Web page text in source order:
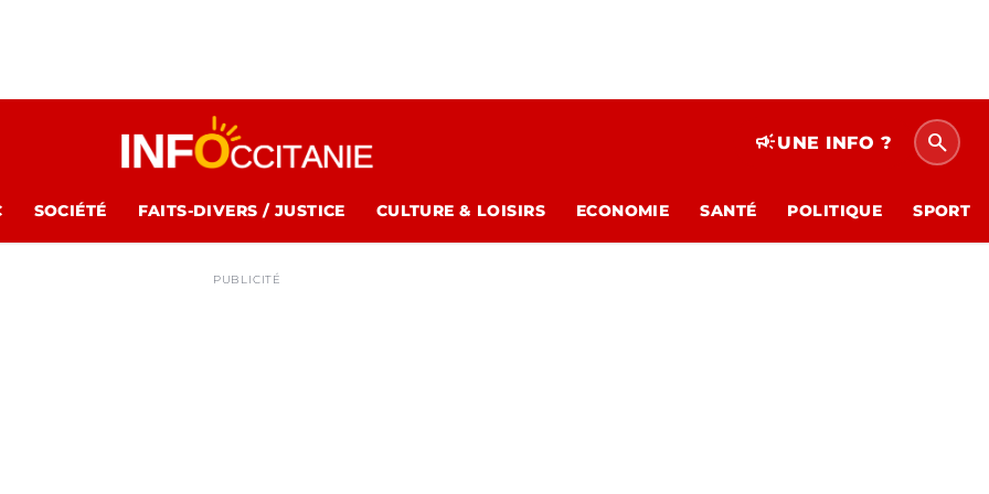
campaignUNE INFO ? search
SOCIÉTÉ FAITS-DIVERS / JUSTICE CULTURE & LOISIRS ECONOMIE SANTÉ POLITIQUE SPORT
PUBLICITÉ